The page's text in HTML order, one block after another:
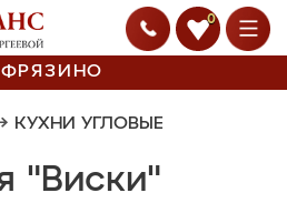
0
ФРЯЗИНО
КУХНИ УГЛОВЫЕ
"Виски"